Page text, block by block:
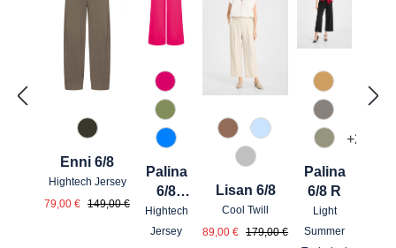
771 Olivin
Enni 6/8
Hightech Jersey
Verkaufspreis:
79,00 € Regulärer Preis:
149,00 €
538 Dunkelpink
741 Salbei
870 Azur
Palina
6/8
Sport
Hightech
Jersey
614 Toffee815 Hellblau
912 Hellgrau
Lisan 6/8
Cool Twill
Verkaufspreis:
89,00 € Regulärer Preis:
179,00 €
374
615 Kiesel
742 Aloe
+2
Palina
6/8 R
Light
Summer